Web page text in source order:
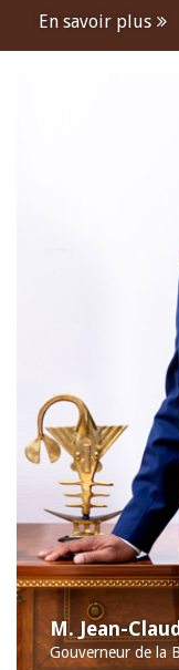
En savoir plus
M. Jean-
Gouverneur de la